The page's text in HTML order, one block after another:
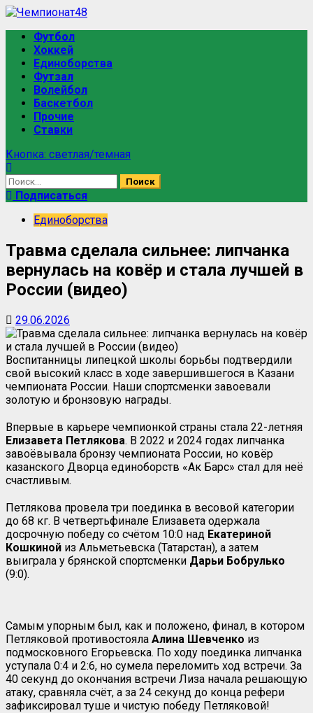
Футбол
Хоккей
Единоборства
Футзал
Волейбол
Баскетбол
Прочие
Ставки
Кнопка: светлая/темная
Подписаться
Единоборства
Травма сделала сильнее: липчанка
вернулась на ковёр и стала лучшей в
России (видео)
29.06.2026
Воспитанницы липецкой школы борьбы подтвердили
свой высокий класс в ходе завершившегося в Казани
чемпионата России. Наши спортсменки завоевали
золотую и бронзовую награды.
Впервые в карьере чемпионкой страны стала 22-летняя
Елизавета Петлякова. В 2022 и 2024 годах липчанка
завоёвывала бронзу чемпионата России, но ковёр
казанского Дворца единоборств «Ак Барс» стал для неё
счастливым.
Петлякова провела три поединка в весовой категории
до 68 кг. В четвертьфинале Елизавета одержала
досрочную победу со счётом 10:0 над Екатериной
Кошкиной из Альметьевска (Татарстан), а затем
выиграла у брянской спортсменки Дарьи Бобрулько
(9:0).
Самым упорным был, как и положено, финал, в котором
Петляковой противостояла Алина Шевченко из
подмосковного Егорьевска. По ходу поединка липчанка
уступала 0:4 и 2:6, но сумела переломить ход встречи. За
40 секунд до окончания встречи Лиза начала решающую
атаку, сравняла счёт, а за 24 секунд до конца рефери
зафиксировал туше и чистую победу Петляковой!